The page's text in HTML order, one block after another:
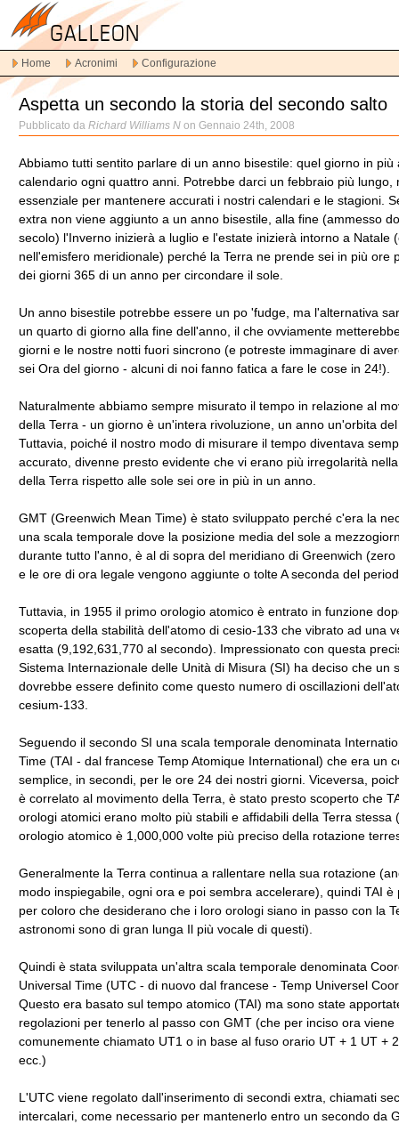
alla
navigazione
principale
Vai
contenuto
principale
contenuto
secondario
Home Acronimi Configurazione
Aspetta un secondo la storia del secondo salto
Pubblicato da Richard Williams N on Gennaio 24th, 2008
Abbiamo tutti sentito parlare di un anno bisestile: quel giorno in più
calendario ogni quattro anni. Potrebbe darci un febbraio più lungo,
essenziale per mantenere accurati i nostri calendari e le stagioni.
extra non viene aggiunto a un anno bisestile, alla fine (ammesso
secolo) l'Inverno inizierà a luglio e l'estate inizierà intorno a Natale
nell'emisfero meridionale) perché la Terra ne prende sei in più ore
dei giorni 365 di un anno per circondare il sole.
Un anno bisestile potrebbe essere un po 'fudge, ma l'alternativa
un quarto di giorno alla fine dell'anno, il che ovviamente
giorni e le nostre notti fuori sincrono (e potreste immaginare di
sei Ora del giorno - alcuni di noi fanno fatica a fare le cose in 24!).
Naturalmente abbiamo sempre misurato il tempo in relazione al
della Terra - un giorno è un'intera rivoluzione, un anno un'orbita
Tuttavia, poiché il nostro modo di misurare il tempo diventava
accurato, divenne presto evidente che vi erano più irregolarità
della Terra rispetto alle sole sei ore in più in un anno.
GMT (Greenwich Mean Time) è stato sviluppato perché c'era la
una scala temporale dove la posizione media del sole a
durante tutto l'anno, è al di sopra del meridiano di Greenwich
e le ore di ora legale vengono aggiunte o tolte A seconda del
Tuttavia, in 1955 il primo orologio atomico è entrato in funzione
scoperta della stabilità dell'atomo di cesio-133 che vibrato ad una
esatta (9,192,631,770 al secondo). Impressionato con questa
Sistema Internazionale delle Unità di Misura (SI) ha deciso che un
dovrebbe essere definito come questo numero di oscillazioni
cesium-133.
Seguendo il secondo SI una scala temporale denominata
Time (TAI - dal francese Temp Atomique International) che era un
semplice, in secondi, per le ore 24 dei nostri giorni. Viceversa,
è correlato al movimento della Terra, è stato presto scoperto che
orologi atomici erano molto più stabili e affidabili della Terra stessa
orologio atomico è 1,000,000 volte più preciso della rotazione
Generalmente la Terra continua a rallentare nella sua rotazione
modo inspiegabile, ogni ora e poi sembra accelerare), quindi TAI è
per coloro che desiderano che i loro orologi siano in passo con la
astronomi sono di gran lunga Il più vocale di questi).
Quindi è stata sviluppata un'altra scala temporale denominata
Universal Time (UTC - di nuovo dal francese - Temp Universel
Questo era basato sul tempo atomico (TAI) ma sono state
regolazioni per tenerlo al passo con GMT (che per inciso ora viene
comunemente chiamato UT1 o in base al fuso orario UT + 1 UT +
ecc.)
L'UTC viene regolato dall'inserimento di secondi extra, chiamati
intercalari, come necessario per mantenerlo entro un secondo da